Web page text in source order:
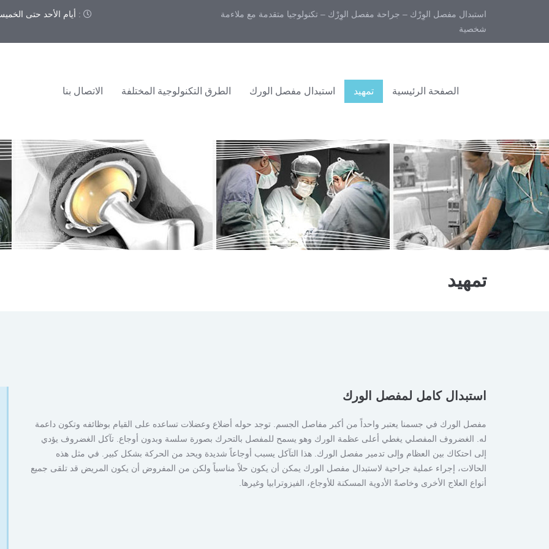
استبدال مفصل الوِرْك – جراحة مفصل الوِرْك – تكنولوجيا متقدمة مع ملاءمة
شخصية
: أيام الأحد حتى الخميس 9:00 –
الصفحة الرئيسية تمهيد استبدال مفصل الورك الطرق التكنولوجية المختلفة الاتصال بنا
تمهيد
استبدال كامل لمفصل الورك
مفصل الورك في جسمنا يعتبر واحداً من أكبر مفاصل الجسم. توجد حوله أضلاع وعضلات تساعده على القيام بوظائفه وتكون داعمة
له. الغضروف المفصلي يغطي أعلى عظمة الورك وهو يسمح للمفصل بالتحرك بصورة سلسة وبدون أوجاع. تآكل الغضروف يؤدي
إلى احتكاك بين العظام وإلى تدمير مفصل الورك. هذا التآكل يسبب أوجاعاً شديدة ويحد من الحركة بشكل كبير. في مثل هذه
الحالات، إجراء عملية جراحية لاستبدال مفصل الورك يمكن أن يكون حلاً مناسباً ولكن من المفروض أن يكون المريض قد تلقى جميع
أنواع العلاج الأخرى وخاصةً الأدوية المسكنة للأوجاع، الفيزوترابيا وغيرها.